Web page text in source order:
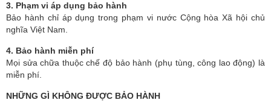
3. Phạm vi áp dụng bảo hành
Bảo hành chỉ áp dụng trong phạm vi nước Cộng hòa Xã hội chủ
nghĩa Việt Nam.
4. Bảo hành miễn phí
Mọi sửa chữa thuộc chế độ bảo hành (phụ tùng, công lao động) là
miễn phí.
NHỮNG GÌ KHÔNG ĐƯỢC BẢO HÀNH